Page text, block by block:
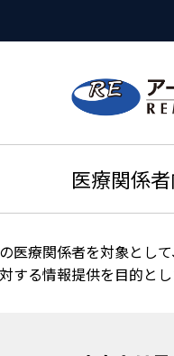
医療関係
医療関係者を対象とし
する情報提供を目的と